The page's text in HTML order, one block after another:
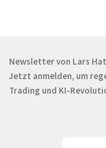
Newsletter von Lars
Jetzt anmelden, um
Trading und KI-